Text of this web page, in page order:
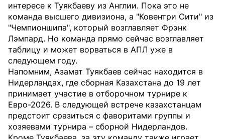
интересе к Туякбаеву из Англии. Пока это не
команда высшего дивизиона, а "Ковентри Сити" из
"Чемпионшипа", который возглавляет Фрэнк
Лэмпард. Но команда прямо сейчас возглавляет
таблицу и может ворваться в АПЛ уже в
следующем году.
Напомним, Азамат Туякбаев сейчас находится в
Нидерландах, где сборная Казахстана до 19 лет
принимает участие в отборочном турнире к
Евро-2026. В следующей встрече казахстанцам
предстоит сразиться с фаворитами группы и
хозяевами турнира – сборной Нидерландов.